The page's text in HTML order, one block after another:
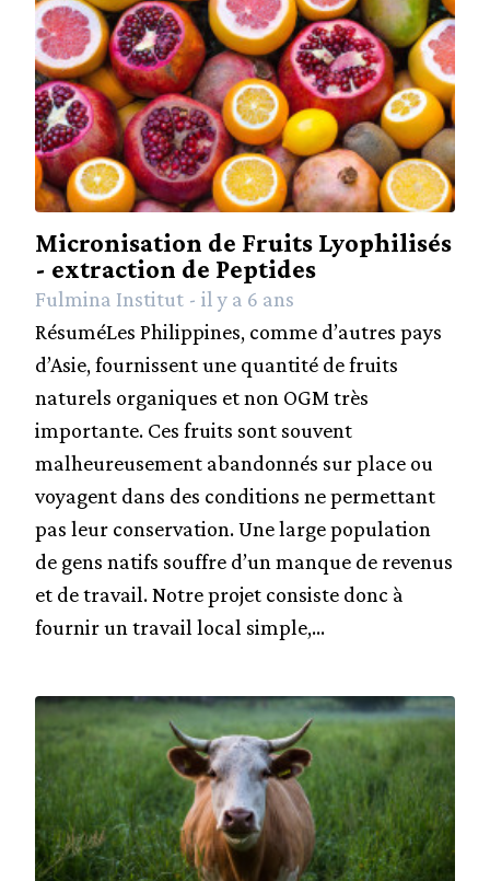
Micronisation de Fruits Lyophilisés
- extraction de Peptides
Fulmina Institut - il y a 6 ans
RésuméLes Philippines, comme d’autres pays
d’Asie, fournissent une quantité de fruits
naturels organiques et non OGM très
importante. Ces fruits sont souvent
malheureusement abandonnés sur place ou
voyagent dans des conditions ne permettant
pas leur conservation. Une large population
de gens natifs souffre d’un manque de revenus
et de travail. Notre projet consiste donc à
fournir un travail local simple,...